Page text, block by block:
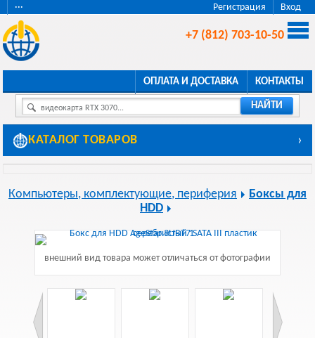
Регистрация Вход
···
+7 (812) 703-10-50
ОПЛАТА И ДОСТАВКА КОНТАКТЫ
видеокарта RTX 3070... НАЙТИ
КАТАЛОГ ТОВАРОВ ›
Компьютеры, комплектующие, периферия
Боксы для
HDD
внешний вид товара может отличаться от фотографии